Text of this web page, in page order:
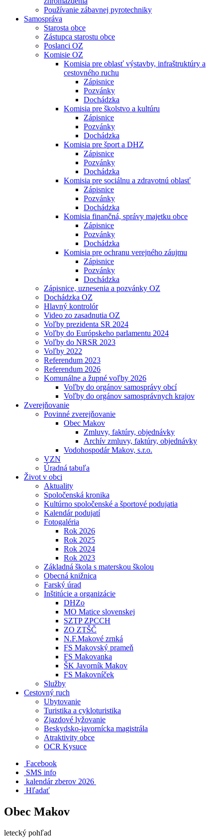
Používanie zábavnej pyrotechniky
Samospráva
Starosta obce
Zástupca starostu obce
Poslanci OZ
Komisie OZ
Komisia pre oblasť výstavby, infraštruktúry a
cestovného ruchu
Zápisnice
Pozvánky
Dochádzka
Komisia pre školstvo a kultúru
Zápisnice
Pozvánky
Dochádzka
Komisia pre šport a DHZ
Zápisnice
Pozvánky
Dochádzka
Komisia pre sociálnu a zdravotnú oblasť
Zápisnice
Pozvánky
Dochádzka
Komisia finančná, správy majetku obce
Zápisnice
Pozvánky
Dochádzka
Komisia pre ochranu verejného záujmu
Zápisnice
Pozvánky
Dochádzka
Zápisnice, uznesenia a pozvánky OZ
Dochádzka OZ
Hlavný kontrolór
Video zo zasadnutia OZ
Voľby prezidenta SR 2024
Voľby do Európskeho parlamentu 2024
Voľby do NRSR 2023
Voľby 2022
Referendum 2023
Referendum 2026
Komunálne a župné voľby 2026
Voľby do orgánov samosprávy obcí
Voľby do orgánov samosprávnych krajov
Zverejňovanie
Povinné zverejňovanie
Obec Makov
Zmluvy, faktúry, objednávky
Archív zmluvy, faktúry, objednávky
Vodohospodár Makov, s.r.o.
VZN
Úradná tabuľa
Život v obci
Aktuality
Spoločenská kronika
Kultúrno spoločenské a športové podujatia
Kalendár podujatí
Fotogaléria
Rok 2026
Rok 2025
Rok 2024
Rok 2023
Základná škola s materskou školou
Obecná knižnica
Farský úrad
Inštitúcie a organizácie
DHZo
MO Matice slovenskej
SZTP ZPCCH
ZO ZTŠČ
N.F.Makové zrnká
FS Makovský prameň
FS Makovanka
ŠK Javorník Makov
FS Makovníček
Služby
Cestovný ruch
Ubytovanie
Turistika a cykloturistika
Zjazdové lyžovanie
Beskydsko-javornícka magistrála
Atraktivity obce
OCR Kysuce
Facebook
SMS info
​ kalendár zberov 2026
Hľadať
Obec Makov
letecký pohľad